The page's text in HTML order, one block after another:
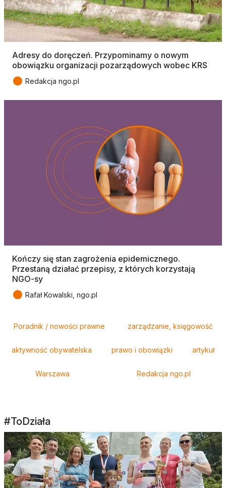
Adresy do doręczeń. Przypominamy o nowym
obowiązku organizacji pozarządowych wobec KRS
● Redakcja ngo.pl
Kończy się stan zagrożenia epidemicznego.
Przestaną działać przepisy, z których korzystają
NGO-sy
● Rafał Kowalski, ngo.pl
Poradnik / nowości prawne zarządzanie, księgowość
aktywność obywatelska prawo i obowiązki artykuł
Warszawa Redakcja ngo.pl
#ToDziała